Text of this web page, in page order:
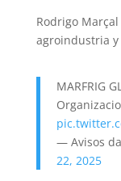
Rodrigo
agroindustria y
MARFRIG
— Avisos da
22, 2025